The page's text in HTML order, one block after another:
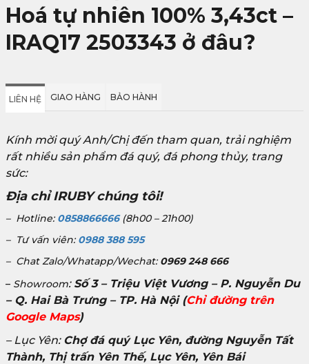
Hoá tự nhiên 100% 3,43ct –
IRAQ17 2503343 ở đâu?
LIÊN HỆ GIAO HÀNG BẢO HÀNH
Kính mời quý Anh/Chị đến tham quan, trải nghiệm
rất nhiều sản phẩm đá quý, đá phong thủy, trang
sức:
Địa chỉ IRUBY chúng tôi!
– Hotline: 0858866666(8h00 – 21h00)
– Tư vấn viên: 0988 388 595
– Chat Zalo/Whatapp/Wechat: 0969 248 666
– Showroom: Số 3 – Triệu Việt Vương – P. Nguyễn Du
– Q. Hai Bà Trưng – TP. Hà Nội(Chỉ đường trên
Google Maps)
– Lục Yên: Chợ đá quý Lục Yên, đường Nguyễn Tất
Thành, Thị trấn Yên Thế, Lục Yên, Yên Bái